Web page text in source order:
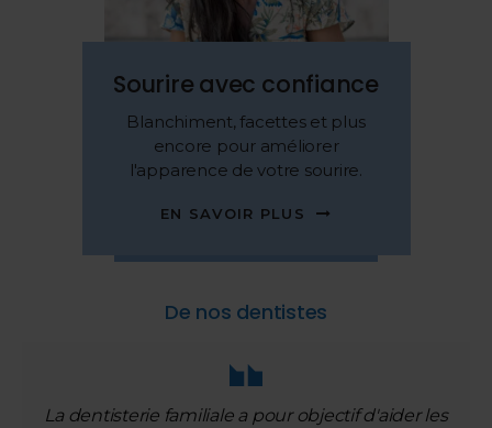
Sourire avec confiance
Blanchiment, facettes et plus
encore pour améliorer
l'apparence de votre sourire.
EN SAVOIR PLUS
De nos dentistes
La dentisterie familiale a pour objectif d'aider les